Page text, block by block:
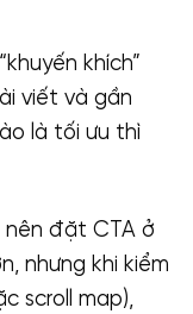
khích”
viết và gần
là tối ưu thì
nên đặt CTA ở
nhưng khi kiểm
scroll map),